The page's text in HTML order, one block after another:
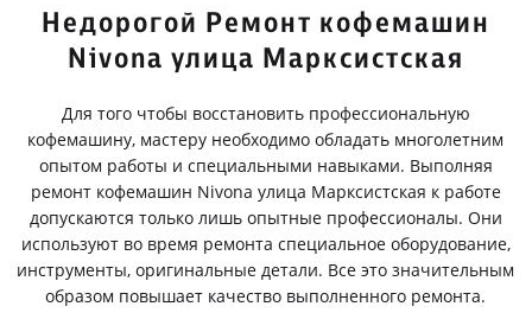
Недорогой Ремонт кофемашин
Nivona улица Марксистская
Для того чтобы восстановить профессиональную
кофемашину, мастеру необходимо обладать многолетним
опытом работы и специальными навыками. Выполняя
ремонт кофемашин Nivona улица Марксистская к работе
допускаются только лишь опытные профессионалы. Они
используют во время ремонта специальное оборудование,
инструменты, оригинальные детали. Все это значительным
образом повышает качество выполненного ремонта.